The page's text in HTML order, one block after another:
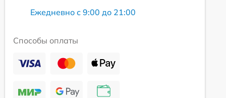
Ежедневно с 9:00 до 21:00
Способы оплаты